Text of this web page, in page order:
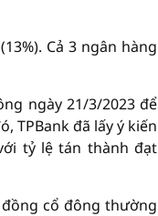
Cả 3 ngân hàng
ngày 21/3/2023 để
TPBank đã lấy ý kiến
tỷ lệ tán thành đạt
cổ đông thường